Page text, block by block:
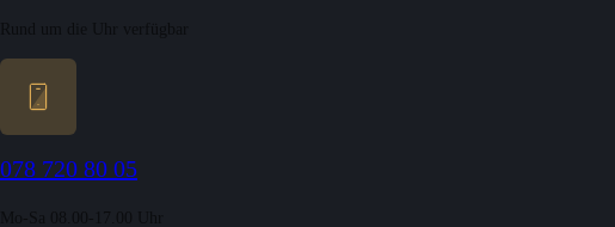
078 720 80 05